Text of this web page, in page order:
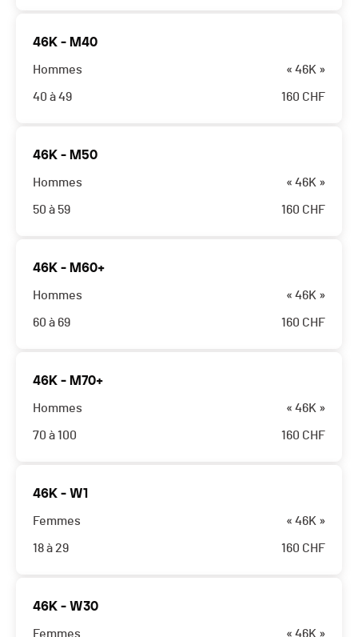
46K - M40
Hommes
40 à 49
« 46K »
160 CHF
46K - M50
Hommes
50 à 59
« 46K »
160 CHF
46K - M60+
Hommes
60 à 69
« 46K »
160 CHF
46K - M70+
Hommes
70 à 100
« 46K »
160 CHF
46K - W1
Femmes
18 à 29
« 46K »
160 CHF
46K - W30
Femmes « 46K »